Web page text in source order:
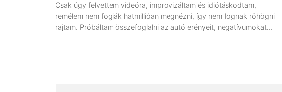
Csak úgy felvettem videóra, improvizáltam és idiótáskodtam,
remélem nem fogják hatmillióan megnézni, így nem fognak röhögni
rajtam. Próbáltam összefoglalni az autó erényeit, negatívumokat…